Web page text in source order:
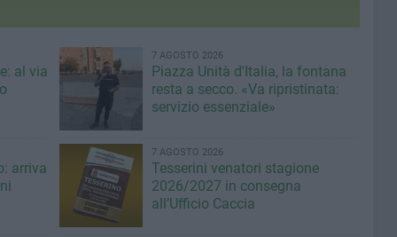
al via
7 AGOSTO 2026
Piazza Unità d'Italia, la fontana
resta a secco. «Va ripristinata:
servizio essenziale»
arriva
7 AGOSTO 2026
Tesserini venatori stagione
2026/2027 in consegna
all’Ufficio Caccia